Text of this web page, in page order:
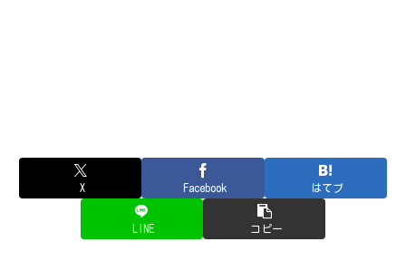
X Facebook はてブ
LINE コピー